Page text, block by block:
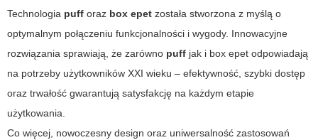
Technologia puff oraz box epet została stworzona z myślą o
optymalnym połączeniu funkcjonalności i wygody. Innowacyjne
rozwiązania sprawiają, że zarówno puff jak i box epet odpowiadają
na potrzeby użytkowników XXI wieku – efektywność, szybki dostęp
oraz trwałość gwarantują satysfakcję na każdym etapie
użytkowania.
Co więcej, nowoczesny design oraz uniwersalność zastosowań